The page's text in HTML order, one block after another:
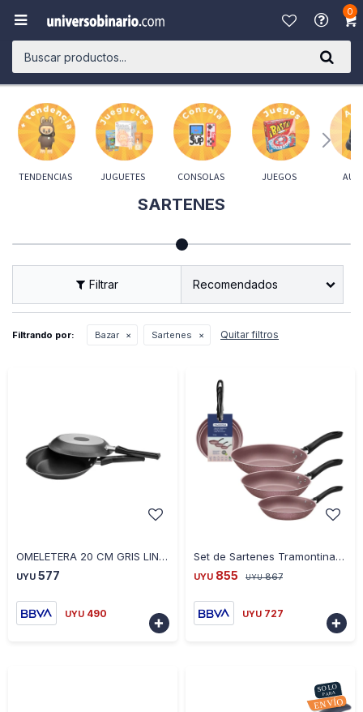
0

TENDENCIAS JUGUETES CONSOLAS JUEGOS
SARTENES
Recomendados
Filtrando por: Bazar Sartenes Quitar filtros
OMELETERA 20 CM GRIS LINEA MAGNIFIC 12126068172
UYU 577
UYU 490

Set de Sartenes Tramontina Linz 3 Piezas 16/20/24cm - ROSA
UYU 855 UYU 867
UYU 727
